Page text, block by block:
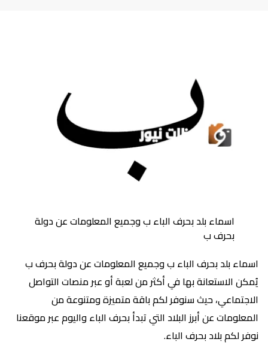
اسماء بلد بحرف الباء ب وجميع المعلومات عن دولة
بحرف ب
اسماء بلد بحرف الباء ب وجميع المعلومات عن دولة بحرف ب
يُمكن الاستعانة بها في أكثر من لعبة أو عبر منصات التواصل
الاجتماعي، حيث سنوفر لكم باقة متميزة ومتنوعة من
المعلومات عن أبرز البلاد التي تبدأ بحرف الباء واليوم عبر موقعنا
نوفر لكم بلاد بحرف الباء.